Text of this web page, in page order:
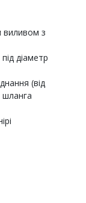
виливом з
діаметр
(від
шланга